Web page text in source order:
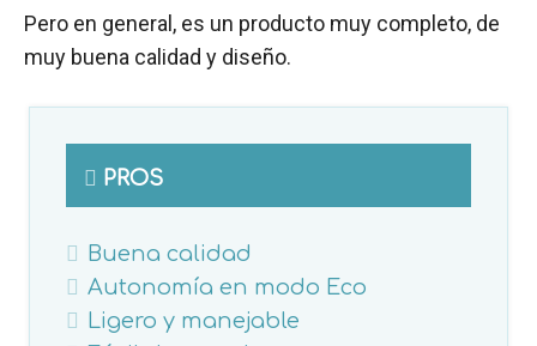
Pero en general, es un producto muy completo, de
muy buena calidad y diseño.
PROS
Buena calidad
Autonomía en modo Eco
Ligero y manejable